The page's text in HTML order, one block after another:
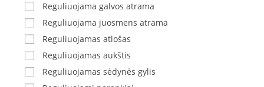
Reguliuojama galvos atrama
Reguliuojama juosmens atrama
Reguliuojamas atlošas
Reguliuojamas aukštis
Reguliuojamas sėdynės gylis